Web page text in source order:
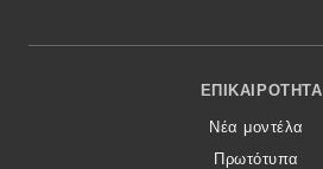
Footer Menu
ΕΠΙΚΑΙΡΌΤΗΤΑ
Νέα μοντέλα
Πρωτότυπα